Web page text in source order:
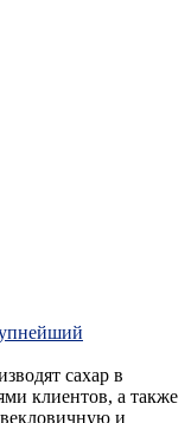
сахар в
клиентов, а также
и